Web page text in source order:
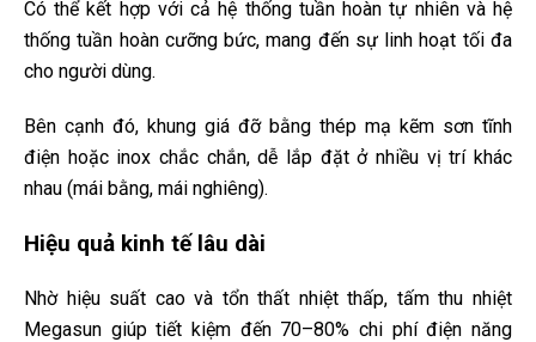
Có thể kết hợp với cả hệ thống tuần hoàn tự nhiên và hệ
thống tuần hoàn cưỡng bức, mang đến sự linh hoạt tối đa
cho người dùng.
Bên cạnh đó, khung giá đỡ bằng thép mạ kẽm sơn tĩnh
điện hoặc inox chắc chắn, dễ lắp đặt ở nhiều vị trí khác
nhau (mái bằng, mái nghiêng).
Hiệu quả kinh tế lâu dài
Nhờ hiệu suất cao và tổn thất nhiệt thấp, tấm thu nhiệt
Megasun giúp tiết kiệm đến 70–80% chi phí điện năng